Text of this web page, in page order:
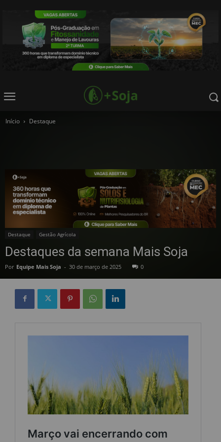
Início Destaque
Destaque Gestão Agrícola
Destaques da semana Mais Soja
Por Equipe Mais Soja - 30 de março de 2025 0